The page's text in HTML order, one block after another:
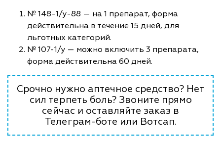
№ 148-1/у-88 — на 1 препарат, форма
действительна в течение 15 дней, для
льготных категорий.
№ 107-1/у — можно включить 3 препарата,
форма действительна 60 дней.
Срочно нужно аптечное средство? Нет
сил терпеть боль? Звоните прямо
сейчас и оставляйте заказ в
Телеграм-боте или Вотсап.